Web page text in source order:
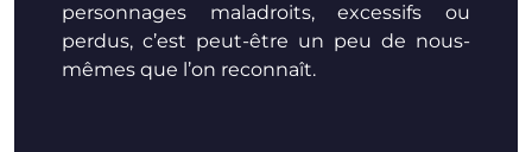
personnages maladroits, excessifs ou
perdus, c’est peut-être un peu de nous-
mêmes que l’on reconnaît.